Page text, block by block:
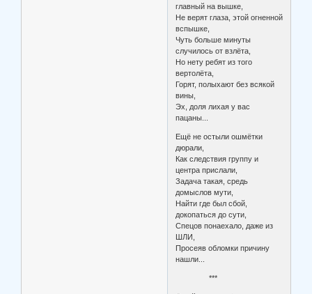
главный на вышке,
Не верят глаза, этой огненной
вспышке,
Чуть больше минуты
случилось от взлёта,
Но нету ребят из того
вертолёта,
Горят, полыхают без всякой
вины,
Эх, доля лихая у вас
пацаны...
Ещё не остыли ошмётки
дюрали,
Как следствия группу и
центра прислали,
Задача такая, средь
домыслов мути,
Найти где был сбой,
докопаться до сути,
Спецов понаехало, даже из
ШЛИ,
Просеяв обломки причину
нашли...
***